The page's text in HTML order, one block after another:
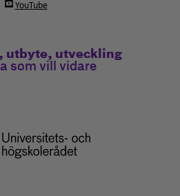
YouTube
utbyte, utveckling
som vill vidare